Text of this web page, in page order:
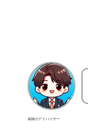
保険のアドバイザー